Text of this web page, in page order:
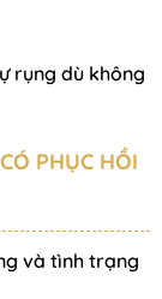
rụng dù không
PHỤC HỒI
và tình trạng